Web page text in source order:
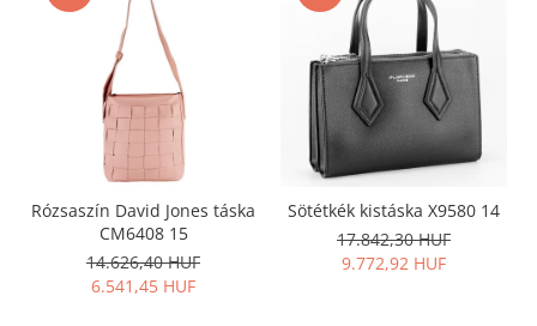
Rózsaszín David Jones táska
CM6408 15
14.626,40 HUF
6.541,45 HUF
Sötétkék kistáska X9580 14
17.842,30 HUF
9.772,92 HUF